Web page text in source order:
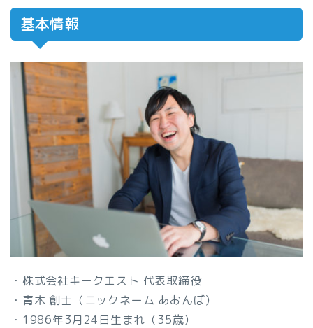
基本情報
・株式会社キークエスト 代表取締役
・青木 創士（ニックネーム あおんぼ）
・1986年3月24日生まれ（35歳）